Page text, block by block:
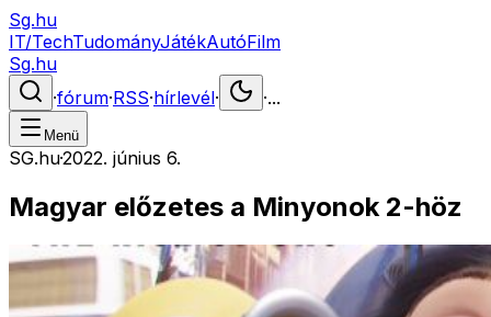
Sg.hu
IT/TechTudományJátékAutóFilm
Sg.hu
·fórum·RSS·hírlevél· ·...
Menü
SG.hu·2022. június 6.
Magyar előzetes a Minyonok 2-höz